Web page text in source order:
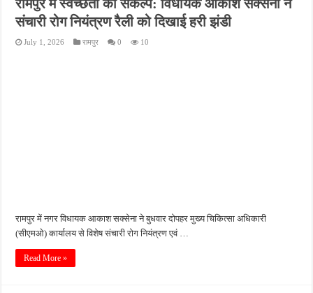
पीएमजीएसवाई सड़क की हालत पर फिर उठे सवाल, ग्रामीणों ने गड्ढों और जलभराव की बताई
रामपुर में स्वच्छता का संकल्प: विधायक आकाश सक्सेना ने
संचारी रोग नियंत्रण रैली को दिखाई हरी झंडी
July 1, 2026 रामपुर 0 10
रामपुर में नगर विधायक आकाश सक्सेना ने बुधवार दोपहर मुख्य चिकित्सा अधिकारी
(सीएमओ) कार्यालय से विशेष संचारी रोग नियंत्रण एवं …
Read More »